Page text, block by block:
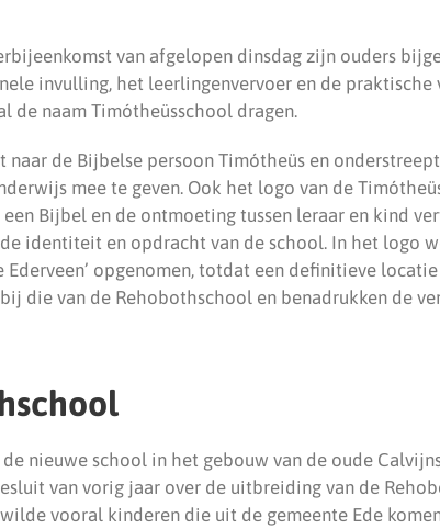
van afgelopen dinsdag zijn ouders
invulling, het leerlingenvervoer en de
de naam Timótheüsschool dragen.
naar de Bijbelse persoon Timótheüs en
mee te geven. Ook het logo van de
Bijbel en de ontmoeting tussen leraar en kind
identiteit en opdracht van de school. In het logo
opgenomen, totdat een definitieve
die van de Rehobothschool en benadrukken de
nieuwe school in het gebouw van de oude
van vorig jaar over de uitbreiding van de
vooral kinderen die uit de gemeente Ede